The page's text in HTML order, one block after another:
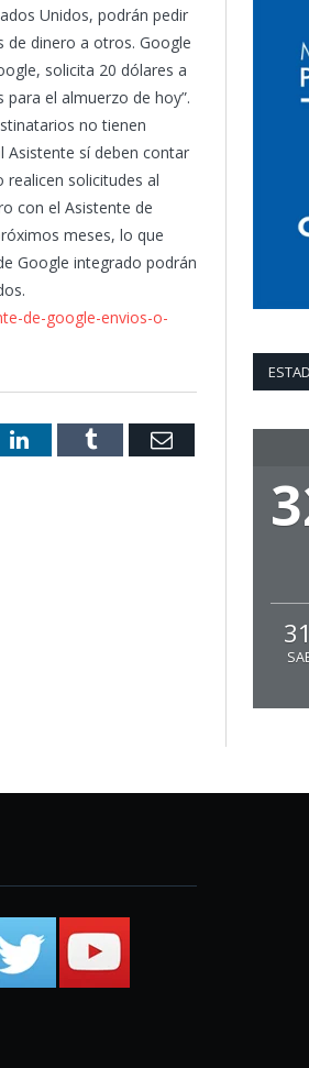
Unidos, podrán pedir
de dinero a otros. Google
solicita 20 dólares a
para el almuerzo de hoy”.
no tienen
Asistente sí deben contar
solicitudes al
con el Asistente de
meses, lo que
Google integrado podrán
de-google-envios-o-
LinkedInTumblr Email
31